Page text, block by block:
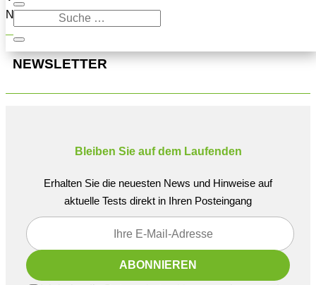
Navigation oben, um den Beitrag zu finden.
NEWSLETTER
Bleiben Sie auf dem Laufenden
Erhalten Sie die neuesten News und Hinweise auf
aktuelle Tests direkt in Ihren Posteingang